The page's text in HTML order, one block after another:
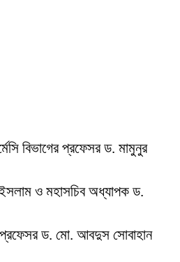
বিভাগের প্রফেসর ড. মামুনুর
ইসলাম ও মহাসচিব অধ্যাপক ড.
ড. মো. আবদুস সোবাহান